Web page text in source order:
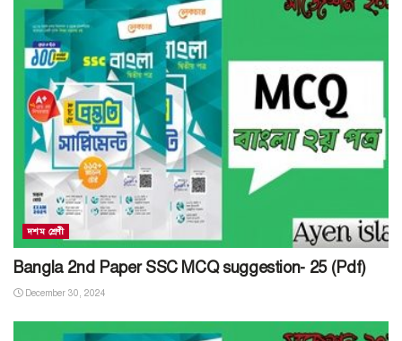
দশম শ্রেণী
Bangla 2nd Paper SSC MCQ suggestion- 25 (Pdf)
December 30, 2024